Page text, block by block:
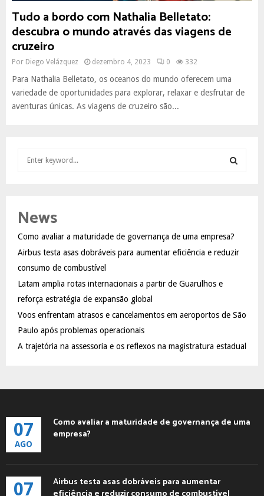
Tudo a bordo com Nathalia Belletato:
descubra o mundo através das viagens de
cruzeiro
Por Diego Velázquez dezembro 4, 2023 0 332
Para Nathalia Belletato, os oceanos do mundo oferecem uma
variedade de oportunidades para explorar, relaxar e desfrutar de
aventuras únicas. As viagens de cruzeiro são...
h
o
r
:
R
News
Como avaliar a maturidade de governança de uma empresa?
Airbus testa asas dobráveis para aumentar eficiência e reduzir
consumo de combustível
Latam amplia rotas internacionais a partir de Guarulhos e
reforça estratégia de expansão global
Voos enfrentam atrasos e cancelamentos em aeroportos de São
Paulo após problemas operacionais
A trajetória na assessoria e os reflexos na magistratura estadual
07
AGO
Como avaliar a maturidade de governança de uma
empresa?
07
Airbus testa asas dobráveis para aumentar